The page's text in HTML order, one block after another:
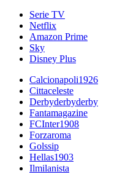
Serie TV
Netflix
Amazon Prime
Sky
Disney Plus
Calcionapoli1926
Cittaceleste
Derbyderbyderby
Fantamagazine
FCInter1908
Forzaroma
Golssip
Hellas1903
Ilmilanista